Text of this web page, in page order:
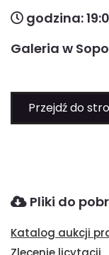
godzina:
Galeria w
Przejdź do
Pliki do
Katalog aukcji